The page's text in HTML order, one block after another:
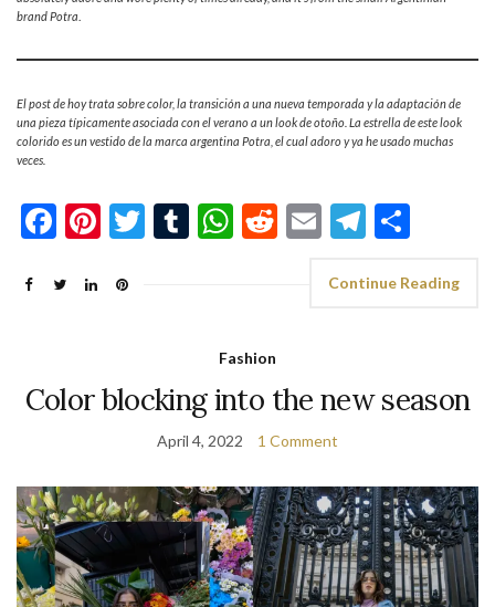
brand Potra
El post de hoy trata sobre color, la transición a una nueva temporada y la adaptación de
una pieza típicamente asociada con el verano a un look de otoño. La estrella de este look
colorido es un vestido de la marca argentina Potra, el cual adoro y ya he usado muchas
veces.
Facebook
Pinterest
Twitter
Tumblr
WhatsApp
Reddit
Email
Continue Reading
Fashion
Color blocking into the new season
April 4, 2022 1 Comment